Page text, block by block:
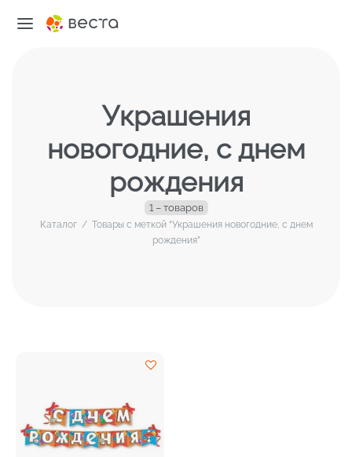
Украшения
новогодние, с днем
рождения
1 – товаров
Каталог / Товары с меткой “Украшения новогодние, с днем
рождения”